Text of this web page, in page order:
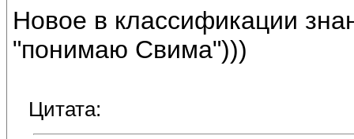
Новое в классификации
"понимаю Свима")))
Цитата: